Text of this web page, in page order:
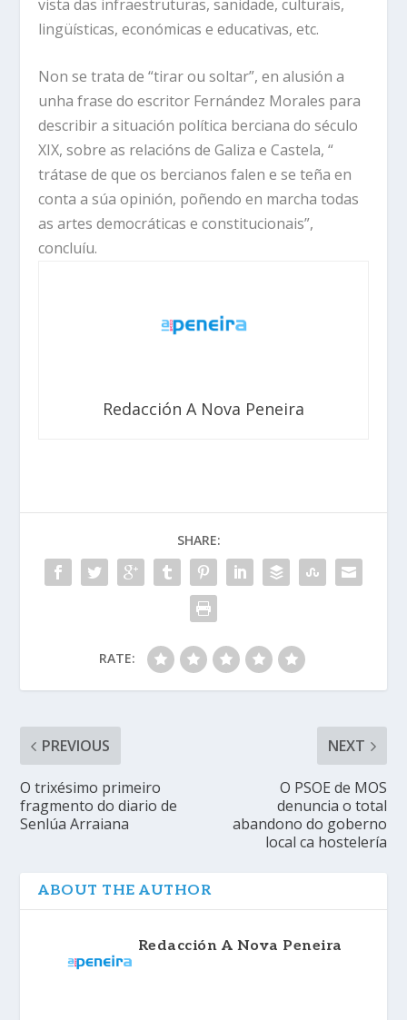
vista das infraestruturas, sanidade, culturais,
lingüísticas, económicas e educativas, etc.
Non se trata de “tirar ou soltar”, en alusión a
unha frase do escritor Fernández Morales para
describir a situación política berciana do século
XIX, sobre as relacións de Galiza e Castela, “
trátase de que os bercianos falen e se teña en
conta a súa opinión, poñendo en marcha todas
as artes democráticas e constitucionais”,
concluíu.
Redacción A Nova Peneira
SHARE:
RATE:
PREVIOUS
O trixésimo primeiro
fragmento do diario de
Senlúa Arraiana
NEXT
O PSOE de MOS
denuncia o total
abandono do goberno
local ca hostelería
ABOUT THE AUTHOR
Redacción A Nova Peneira